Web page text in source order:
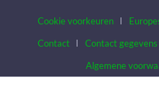
Cookie voorkeuren
Contact
Contact gegevens
Algemene